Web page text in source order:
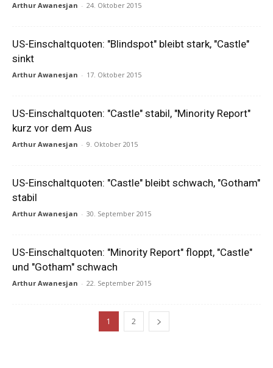
Arthur Awanesjan - 24. Oktober 2015
US-Einschaltquoten: "Blindspot" bleibt stark, "Castle"
sinkt
Arthur Awanesjan - 17. Oktober 2015
US-Einschaltquoten: "Castle" stabil, "Minority Report"
kurz vor dem Aus
Arthur Awanesjan - 9. Oktober 2015
US-Einschaltquoten: "Castle" bleibt schwach, "Gotham"
stabil
Arthur Awanesjan - 30. September 2015
US-Einschaltquoten: "Minority Report" floppt, "Castle"
und "Gotham" schwach
Arthur Awanesjan - 22. September 2015
1 2